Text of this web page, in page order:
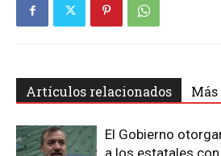
Artículos relacionados
El Gobierno
a los estatales